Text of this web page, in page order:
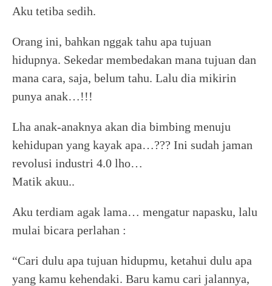
Aku tetiba sedih.
Orang ini, bahkan nggak tahu apa tujuan
hidupnya. Sekedar membedakan mana tujuan dan
mana cara, saja, belum tahu. Lalu dia mikirin
punya anak…!!!
Lha anak-anaknya akan dia bimbing menuju
kehidupan yang kayak apa…??? Ini sudah jaman
revolusi industri 4.0 lho…
Matik akuu..
Aku terdiam agak lama… mengatur napasku, lalu
mulai bicara perlahan :
“Cari dulu apa tujuan hidupmu, ketahui dulu apa
yang kamu kehendaki. Baru kamu cari jalannya,